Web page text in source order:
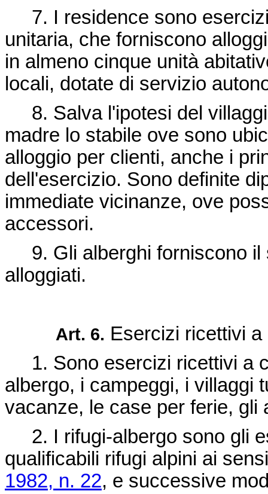
7. I residence sono
unitaria, che forniscono
in almeno cinque unità
locali, dotate di servizio
8. Salva l'ipotesi del
madre lo stabile ove sono
alloggio per clienti, anche i
dell'esercizio. Sono definite
immediate vicinanze, ove
accessori.
9. Gli alberghi forniscono il
alloggiati.
Art. 6. Esercizi ricettivi
1. Sono esercizi ricettivi a
albergo, i campeggi, i villaggi
vacanze, le case per ferie, gli
2. I rifugi-albergo sono gli
qualificabili rifugi alpini ai
1982, n. 22, e successive